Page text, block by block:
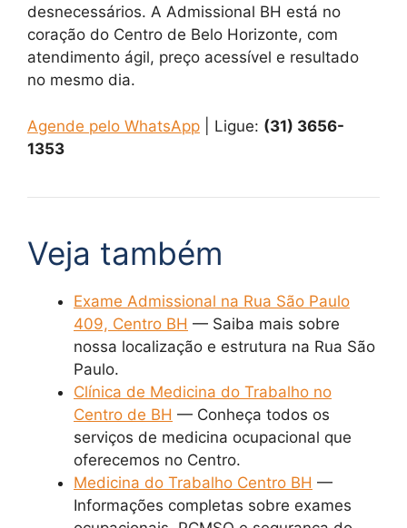
desnecessários. A Admissional BH está no
coração do Centro de Belo Horizonte, com
atendimento ágil, preço acessível e resultado
no mesmo dia.
Agende pelo WhatsApp | Ligue: (31) 3656-
1353
Veja também
Exame Admissional na Rua São Paulo
409, Centro BH — Saiba mais sobre
nossa localização e estrutura na Rua São
Paulo.
Clínica de Medicina do Trabalho no
Centro de BH — Conheça todos os
serviços de medicina ocupacional que
oferecemos no Centro.
Medicina do Trabalho Centro BH —
Informações completas sobre exames